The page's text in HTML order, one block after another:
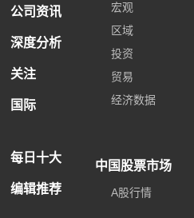
公司资讯
深度分析
关注
国际
每日十大
编辑推荐
宏观
区域
投资
贸易
经济数据
中国股票市场
A股行情